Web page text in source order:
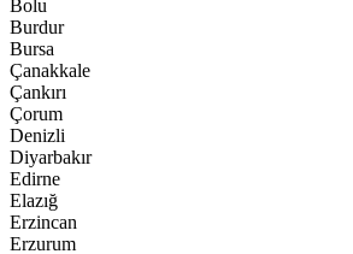
Bolu
Burdur
Bursa
Çanakkale
Çankırı
Çorum
Denizli
Diyarbakır
Edirne
Elazığ
Erzincan
Erzurum